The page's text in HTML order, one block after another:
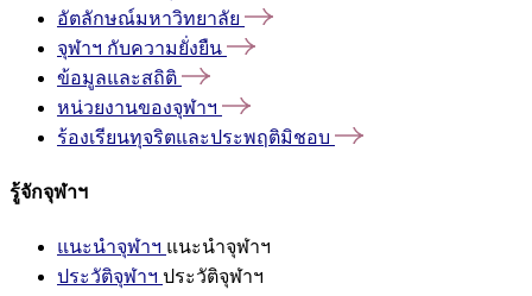
อัตลักษณ์มหาวิทยาลัย
จุฬาฯ กับความยั่งยืน
ข้อมูลและสถิติ
หน่วยงานของจุฬาฯ
ร้องเรียนทุจริตและประพฤติมิชอบ
รู้จักจุฬาฯ
แนะนำจุฬาฯ แนะนำจุฬาฯ
ประวัติจุฬาฯ ประวัติจุฬาฯ